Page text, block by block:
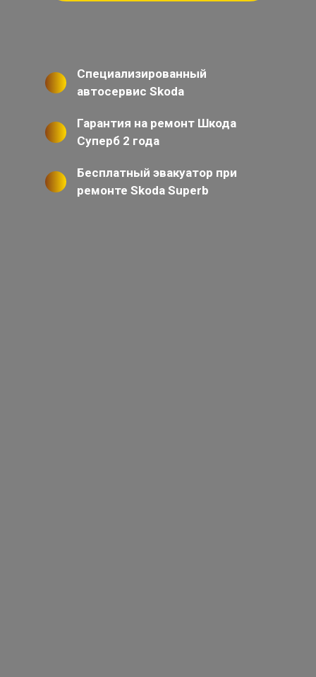
Специализированный
автосервис Skoda
Гарантия на ремонт Шкода
Суперб 2 года
Бесплатный эвакуатор при
ремонте Skoda Superb